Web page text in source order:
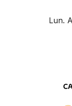
Lun.